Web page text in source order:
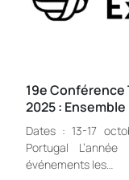
19e
2025 :
Dates : 13-17
Portugal
événements les…